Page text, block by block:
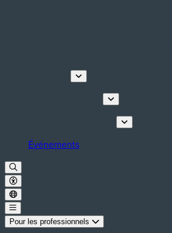
Événements
Pour les professionnels